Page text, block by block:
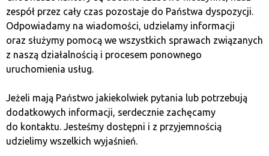
płatniczy…
Tak, to prawda. Salwador uznał BTC za pełnoprawny
środek płatniczy w 2021 r., a prawo europejskie
Co z tym zrobić?
zespół przez cały czas pozostaje do Państwa dyspozycji.
Odpowiadamy na wiadomości, udzielamy informacji
oraz służymy pomocą we wszystkich sprawach związanych
z naszą działalnością i procesem ponownego
uruchomienia usług.
Jeżeli mają Państwo jakiekolwiek pytania lub potrzebują
dodatkowych informacji, serdecznie zachęcamy
do kontaktu. Jesteśmy dostępni i z przyjemnością
udzielimy wszelkich wyjaśnień.